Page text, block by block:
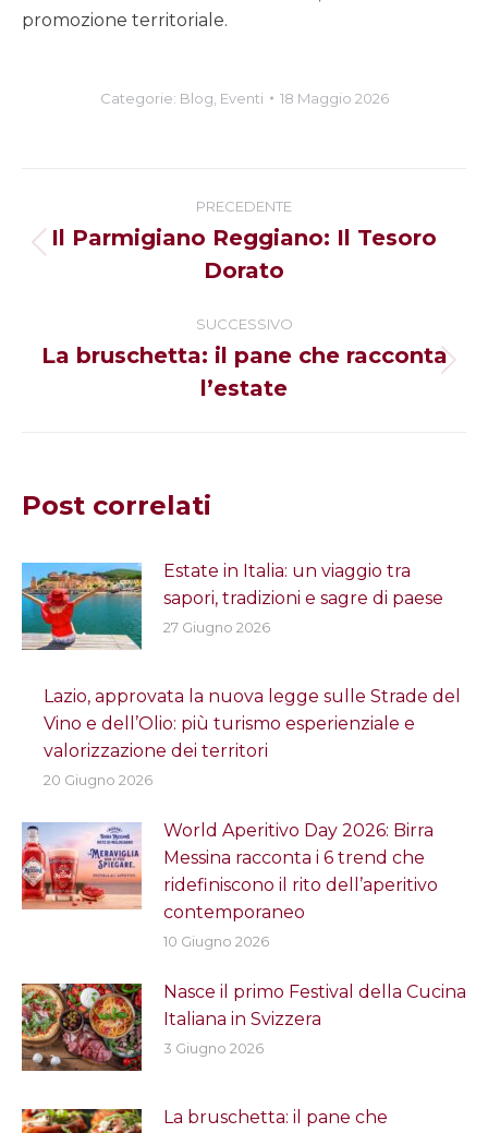
promozione territoriale.
Categorie: Blog Eventi 18 Maggio 2026
tra
post
PRECEDENTE
Post
precedente:
Il Parmigiano Reggiano: Il Tesoro
Dorato
SUCCESSIVO
post:
La bruschetta: il pane che racconta
l’estate
Post correlati
Estate in Italia: un viaggio tra
sapori, tradizioni e sagre di paese
27 Giugno 2026
Lazio, approvata la nuova legge sulle Strade del
Vino e dell’Olio: più turismo esperienziale e
valorizzazione dei territori
20 Giugno 2026
World Aperitivo Day 2026: Birra
Messina racconta i 6 trend che
ridefiniscono il rito dell’aperitivo
contemporaneo
10 Giugno 2026
Nasce il primo Festival della Cucina
Italiana in Svizzera
3 Giugno 2026
La bruschetta: il pane che